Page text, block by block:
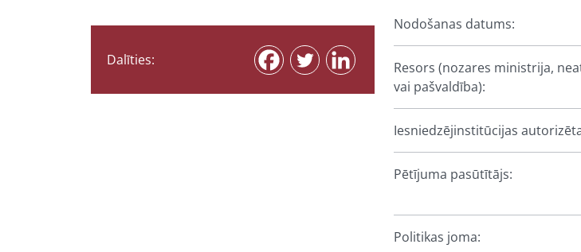
Dalīties:
Nodošanas datums:
Resors (nozares ministrija,
vai pašvaldība):
Iesniedzējinstitūcijas
Pētījuma pasūtītājs:
Politikas joma: